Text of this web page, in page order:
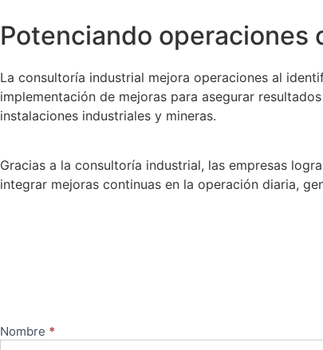
Potenciando operaciones
La consultoría industrial mejora operaciones al
implementación de mejoras para asegurar
instalaciones industriales y mineras.
Gracias a la consultoría industrial, las empresas
integrar mejoras continuas en la operación diaria,
Cotizar
Nombre *